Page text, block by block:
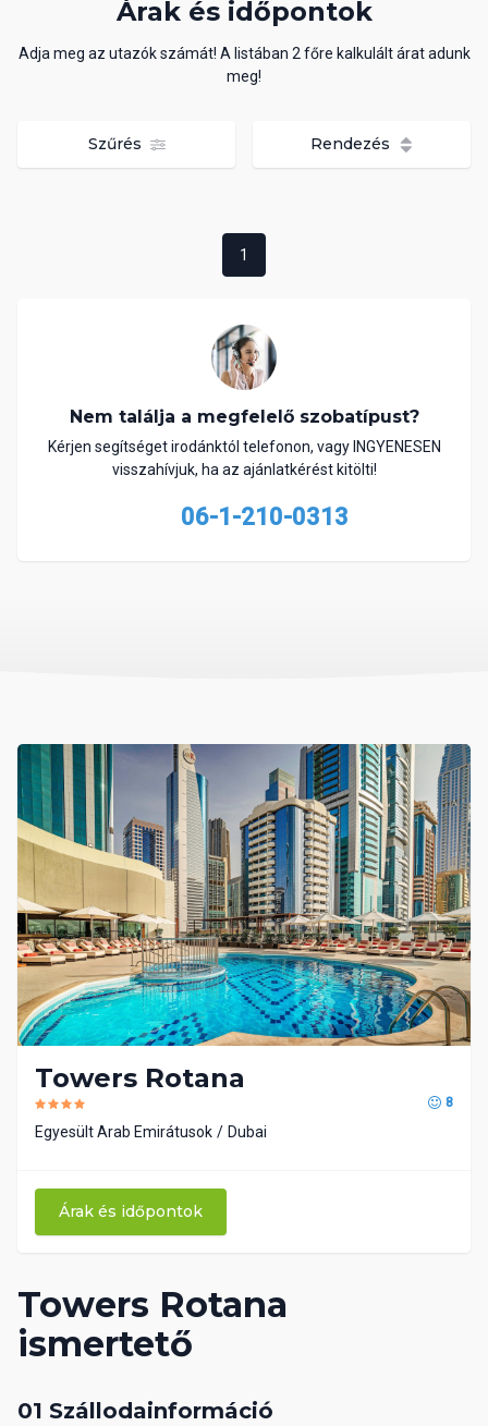
Árak és időpontok
Adja meg az utazók számát! A listában 2 főre kalkulált árat adunk
meg!
Szűrés Rendezés
1
Nem találja a megfelelő szobatípust?
Kérjen segítséget irodánktól telefonon, vagy INGYENESEN
visszahívjuk, ha az ajánlatkérést kitölti!
06-1-210-0313
Towers Rotana
ismertető
01 Szállodainformáció
Towers Rotana
8
Egyesült Arab Emirátusok Dubai
Árak és időpontok